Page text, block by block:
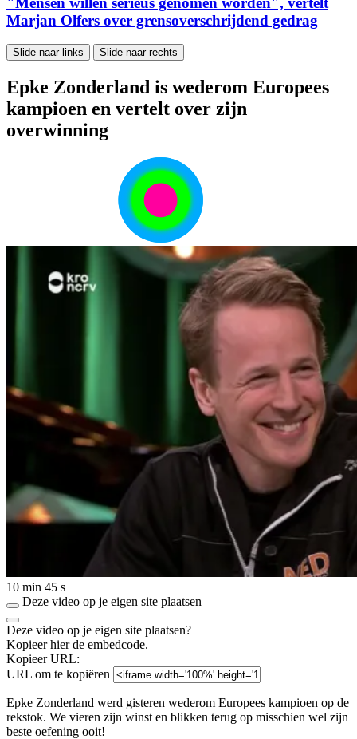
Marjan Olfers over grensoverschrijdend gedrag
Slide naar links Slide naar rechts
Epke Zonderland is wederom Europees
kampioen en vertelt over zijn
overwinning
10 min 45 s
Deze video op je eigen site plaatsen
Deze video op je eigen site plaatsen?
Kopieer hier de embedcode.
Kopieer URL:
URL om te kopiëren
Epke Zonderland werd gisteren wederom Europees kampioen op de
rekstok. We vieren zijn winst en blikken terug op misschien wel zijn
beste oefening ooit!